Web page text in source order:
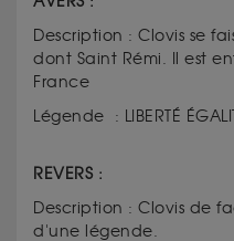
Description : Clovis se
dont Saint Rémi. Il est
France
Légende : LIBERTÉ
REVERS :
Description : Clovis de
d'une légende.